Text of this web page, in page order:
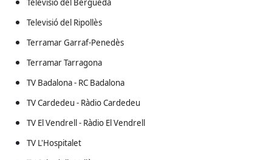
Televisió del Berguedà
Televisió del Ripollès
Terramar Garraf-Penedès
Terramar Tarragona
TV Badalona - RC Badalona
TV Cardedeu - Ràdio Cardedeu
TV El Vendrell - Ràdio El Vendrell
TV L'Hospitalet